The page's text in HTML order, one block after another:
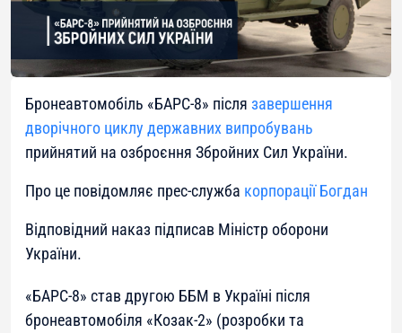
Бронеавтомобіль «БАРС-8» після завершення
дворічного циклу державних випробувань
прийнятий на озброєння Збройних Сил України.
Про це повідомляє прес-служба корпорації Богдан
Відповідний наказ підписав Міністр оборони
України.
«БАРС-8» став другою ББМ в Україні після
бронеавтомобіля «Козак-2» (розробки та